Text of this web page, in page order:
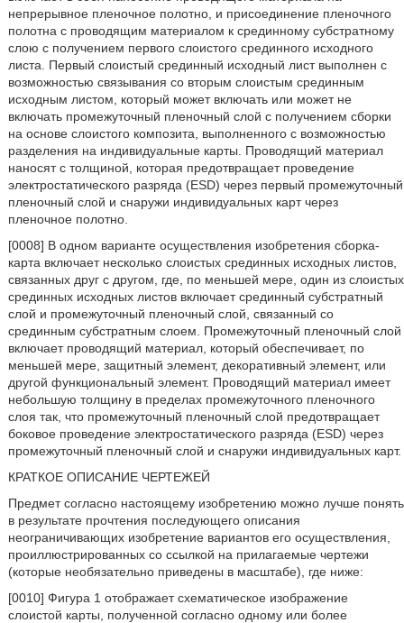
непрерывное пленочное полотно, и присоединение пленочного
полотна с проводящим материалом к срединному субстратному
слою с получением первого слоистого срединного исходного
листа. Первый слоистый срединный исходный лист выполнен с
возможностью связывания со вторым слоистым срединным
исходным листом, который может включать или может не
включать промежуточный пленочный слой с получением сборки
на основе слоистого композита, выполненного с возможностью
разделения на индивидуальные карты. Проводящий материал
наносят с толщиной, которая предотвращает проведение
электростатического разряда (ESD) через первый промежуточный
пленочный слой и снаружи индивидуальных карт через
пленочное полотно.
[0008] В одном варианте осуществления изобретения сборка-
карта включает несколько слоистых срединных исходных листов,
связанных друг с другом, где, по меньшей мере, один из слоистых
срединных исходных листов включает срединный субстратный
слой и промежуточный пленочный слой, связанный со
срединным субстратным слоем. Промежуточный пленочный слой
включает проводящий материал, который обеспечивает, по
меньшей мере, защитный элемент, декоративный элемент, или
другой функциональный элемент. Проводящий материал имеет
небольшую толщину в пределах промежуточного пленочного
слоя так, что промежуточный пленочный слой предотвращает
боковое проведение электростатического разряда (ESD) через
промежуточный пленочный слой и снаружи индивидуальных карт.
КРАТКОЕ ОПИСАНИЕ ЧЕРТЕЖЕЙ
Предмет согласно настоящему изобретению можно лучше понять
в результате прочтения последующего описания
неограничивающих изобретение вариантов его осуществления,
проиллюстрированных со ссылкой на прилагаемые чертежи
(которые необязательно приведены в масштабе), где ниже:
[0010] Фигура 1 отображает схематическое изображение
слоистой карты, полученной согласно одному или более